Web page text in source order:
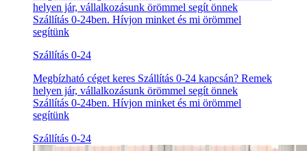
helyen jár, vállalkozásunk örömmel segít önnek
Szállítás 0-24ben. Hívjon minket és mi örömmel
segítünk
Szállítás 0-24
Megbízható céget keres Szállítás 0-24 kapcsán? Remek
helyen jár, vállalkozásunk örömmel segít önnek
Szállítás 0-24ben. Hívjon minket és mi örömmel
segítünk
Szállítás 0-24